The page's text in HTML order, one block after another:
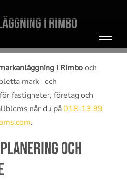
post
i Rimbo
i Rimbooch
mark- och
fastigheter, företag och
når du på018-13 99
.
och